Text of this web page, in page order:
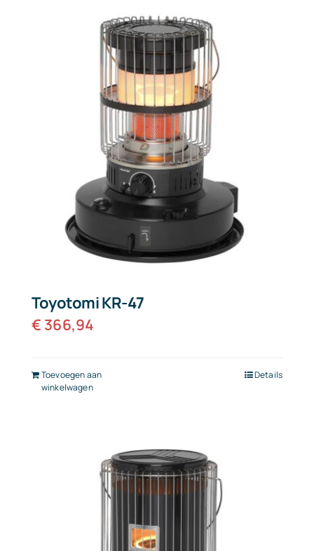
Toyotomi KR-47
€ 366,94
Toevoegen aan
winkelwagen
Details